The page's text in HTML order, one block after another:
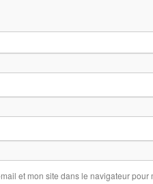
et mon site dans le navigateur